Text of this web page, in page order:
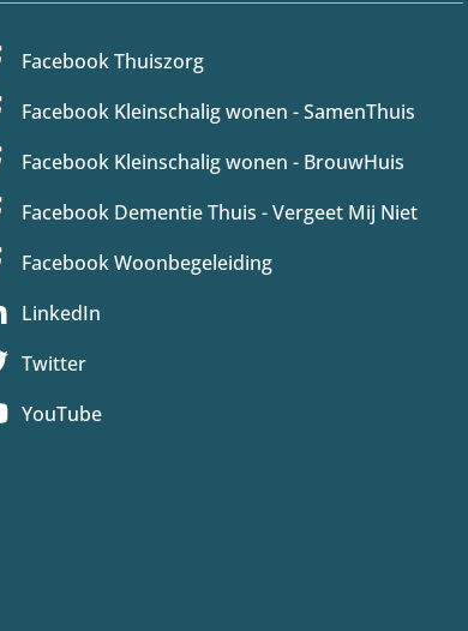
Facebook Thuiszorg
Facebook Kleinschalig wonen - SamenThuis
Facebook Kleinschalig wonen - BrouwHuis
Facebook Dementie Thuis - Vergeet Mij Niet
Facebook Woonbegeleiding
LinkedIn
Twitter
YouTube